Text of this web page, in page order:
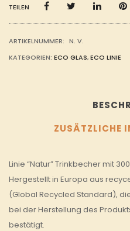
TEILEN
ARTIKELNUMMER: N. V.
KATEGORIEN: ECO GLAS,ECO LINIE
ZUSÄTZLICHE
Linie “Natur” Trinkbecher mit
Hergestellt in Europa aus
(Global Recycled Standard),
bei der Herstellung des
bestätigt.